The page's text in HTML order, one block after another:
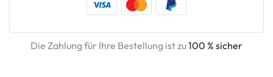
Die Zahlung für Ihre Bestellung ist zu100 % sicher